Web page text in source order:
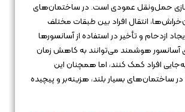
حمل‌ونقل عمودی است. در ساختمان‌های
انتقال افراد بین طبقات مختلف
ازدحام و تأخیر در استفاده از آسانسورها
هوشمند می‌توانند به کاهش زمان
افراد کمک کنند، اما همچنان این
ساختمان‌های بسیار بلند، هزینه‌بر و پیچیده